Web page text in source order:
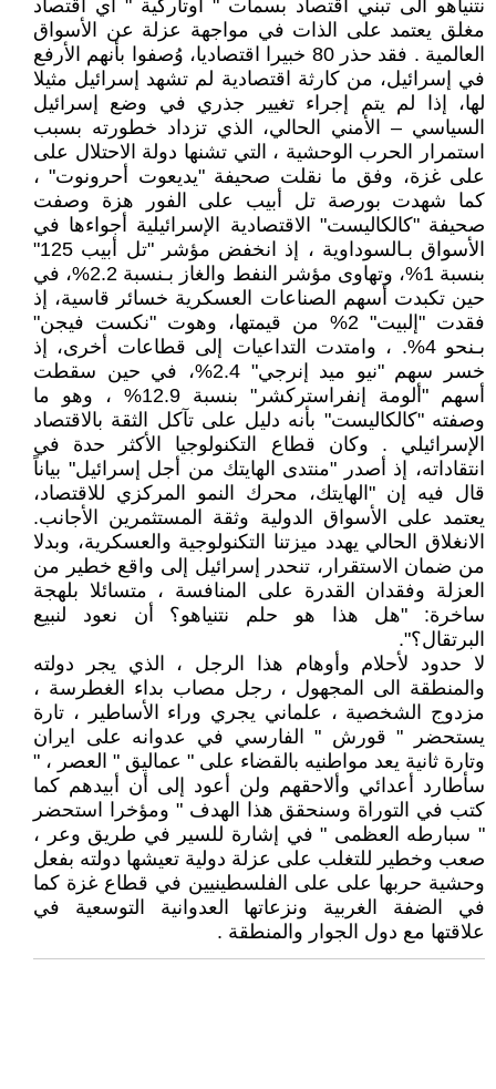
نتنياهو الى تبني اقتصاد بسمات " اوتاركية " أي اقتصاد
مغلق يعتمد على الذات في مواجهة عزلة عن الأسواق
العالمية . فقد حذر 80 خبيرا اقتصاديا، وُصفوا بأنهم الأرفع
في إسرائيل، من كارثة اقتصادية لم تشهد إسرائيل مثيلا
لها، إذا لم يتم إجراء تغيير جذري في وضع إسرائيل
السياسي – الأمني الحالي، الذي تزداد خطورته بسبب
استمرار الحرب الوحشية ، التي تشنها دولة الاحتلال على
على غزة، وفق ما نقلت صحيفة "يديعوت أحرونوت" ،
كما شهدت بورصة تل أبيب على الفور هزة وصفت
صحيفة "كالكاليست" الاقتصادية الإسرائيلية أجواءها في
الأسواق بـالسوداوية ، إذ انخفض مؤشر "تل أبيب 125"
بنسبة 1%، وتهاوى مؤشر النفط والغاز بـنسبة 2.2%، في
حين تكبدت أسهم الصناعات العسكرية خسائر قاسية، إذ
فقدت "إلبيت" 2% من قيمتها، وهوت "نكست فيجن"
بـنحو 4%. ، وامتدت التداعيات إلى قطاعات أخرى، إذ
خسر سهم "نيو ميد إنرجي" 2.4%، في حين سقطت
أسهم "ألومة إنفراستركشر" بنسبة 12.9% ، وهو ما
وصفته "كالكاليست" بأنه دليل على تآكل الثقة بالاقتصاد
الإسرائيلي . وكان قطاع التكنولوجيا الأكثر حدة في
انتقاداته، إذ أصدر "منتدى الهايتك من أجل إسرائيل" بياناً
قال فيه إن "الهايتك، محرك النمو المركزي للاقتصاد،
يعتمد على الأسواق الدولية وثقة المستثمرين الأجانب.
الانغلاق الحالي يهدد ميزتنا التكنولوجية والعسكرية، وبدلا
من ضمان الاستقرار، تنحدر إسرائيل إلى واقع خطير من
العزلة وفقدان القدرة على المنافسة ، متسائلا بلهجة
ساخرة: "هل هذا هو حلم نتنياهو؟ أن نعود لنبيع
البرتقال؟".
لا حدود لأحلام وأوهام هذا الرجل ، الذي يجر دولته
والمنطقة الى المجهول ، رجل مصاب بداء الغطرسة ،
مزدوج الشخصية ، علماني يجري وراء الأساطير ، تارة
يستحضر " قورش " الفارسي في عدوانه على ايران
وتارة ثانية يعد مواطنيه بالقضاء على " عماليق " العصر ، "
سأطارد أعدائي وألاحقهم ولن أعود إلى أن أبيدهم كما
كتب في التوراة وسنحقق هذا الهدف " ومؤخرا استحضر
" سبارطه العظمى " في إشارة للسير في طريق وعر ،
صعب وخطير للتغلب على عزلة دولية تعيشها دولته بفعل
وحشية حربها على على الفلسطينيين في قطاع غزة كما
في الضفة الغربية ونزعاتها العدوانية التوسعية في
علاقتها مع دول الجوار والمنطقة .